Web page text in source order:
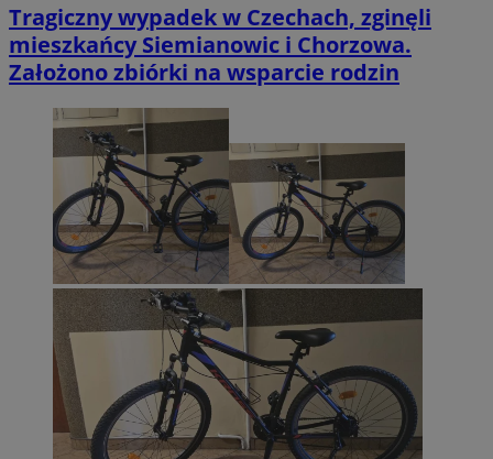
Tragiczny wypadek w Czechach, zginęli
mieszkańcy Siemianowic i Chorzowa.
Założono zbiórki na wsparcie rodzin